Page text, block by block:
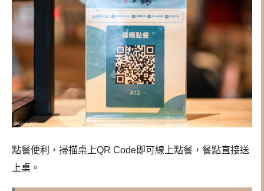
點餐便利，掃描桌上QR Code即可線上點餐，餐點直接送
上桌。